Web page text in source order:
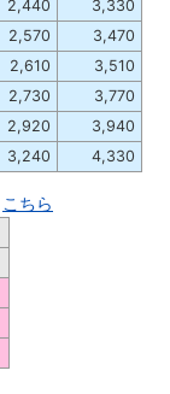
2,440
3,330
2,570 3,470
2,610
3,510
2,730
3,770
2,920
3,940
3,240 4,330
こちら